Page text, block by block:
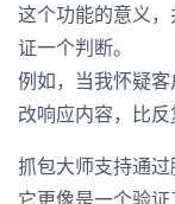
这个功能的意义
证一个判断。
例如，当我怀疑
改响应内容，比反
抓包大师支持通过